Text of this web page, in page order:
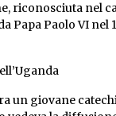
riconosciuta nel
Papa Paolo VI
un giovane